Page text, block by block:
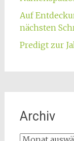
Auf
nächsten
Predigt zur
Archiv
Archiv